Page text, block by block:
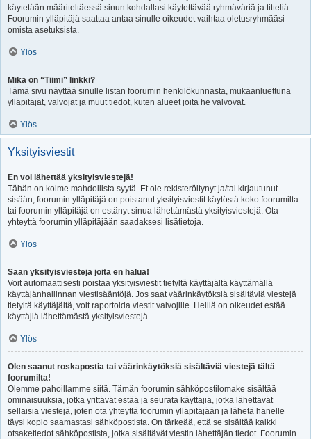
käytetään määriteltäessä sinun kohdallasi käytettävää ryhmäväriä ja titteliä.
Foorumin ylläpitäjä saattaa antaa sinulle oikeudet vaihtaa oletusryhmääsi
omista asetuksista.
Ylös
Mikä on “Tiimi” linkki?
Tämä sivu näyttää sinulle listan foorumin henkilökunnasta, mukaanluettuna
ylläpitäjät, valvojat ja muut tiedot, kuten alueet joita he valvovat.
Ylös
Yksityisviestit
En voi lähettää yksityisviestejä!
Tähän on kolme mahdollista syytä. Et ole rekisteröitynyt ja/tai kirjautunut
sisään, foorumin ylläpitäjä on poistanut yksityisviestit käytöstä koko foorumilta
tai foorumin ylläpitäjä on estänyt sinua lähettämästä yksityisviestejä. Ota
yhteyttä foorumin ylläpitäjään saadaksesi lisätietoja.
Ylös
Saan yksityisviestejä joita en halua!
Voit automaattisesti poistaa yksityisviestit tietyltä käyttäjältä käyttämällä
käyttäjänhallinnan viestisääntöjä. Jos saat väärinkäytöksiä sisältäviä viestejä
tietyltä käyttäjältä, voit raportoida viestit valvojille. Heillä on oikeudet estää
käyttäjiä lähettämästä yksityisviestejä.
Ylös
Olen saanut roskapostia tai väärinkäytöksiä sisältäviä viestejä tältä
foorumilta!
Olemme pahoillamme siitä. Tämän foorumin sähköpostilomake sisältää
ominaisuuksia, jotka yrittävät estää ja seurata käyttäjiä, jotka lähettävät
sellaisia viestejä, joten ota yhteyttä foorumin ylläpitäjään ja lähetä hänelle
täysi kopio saamastasi sähköpostista. On tärkeää, että se sisältää kaikki
otsaketiedot sähköpostista, jotka sisältävät viestin lähettäjän tiedot. Foorumin